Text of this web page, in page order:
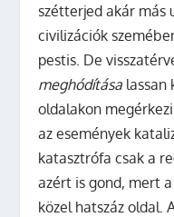
szétterjed akár más
civilizációk
pestis. De
meghódítása lassan
oldalakon
az események
katasztrófa csak a
azért is gond, mert
közel hatszáz oldal.